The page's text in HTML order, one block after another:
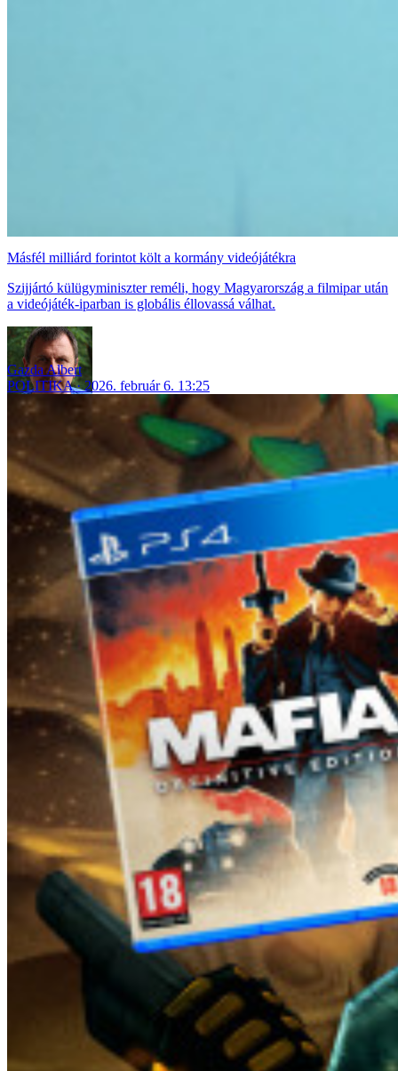
Másfél milliárd forintot költ a kormány videójátékra
Szijjártó külügyminiszter reméli, hogy Magyarország a filmipar után
a videójáték-iparban is globális éllovassá válhat.
Gazda Albert
POLITIKA
2026. február 6. 13:25